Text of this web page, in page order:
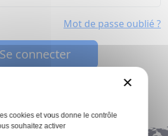
Mot de passe oublié ?
Se connecter
×
cookies et vous donne le contrôle
souhaitez activer